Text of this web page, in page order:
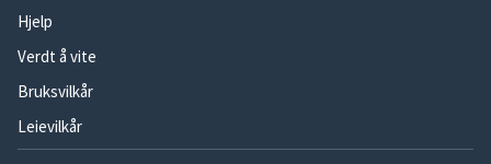
Hjelp
Verdt å vite
Bruksvilkår
Leievilkår